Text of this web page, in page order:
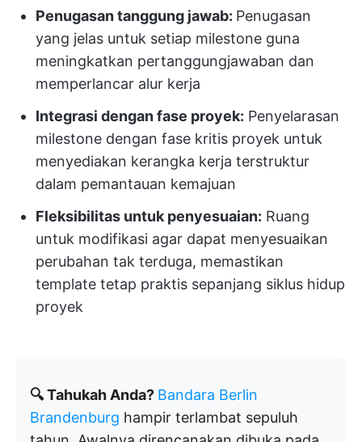
Penugasan tanggung jawab: Penugasan
yang jelas untuk setiap milestone guna
meningkatkan pertanggungjawaban dan
memperlancar alur kerja
Integrasi dengan fase proyek: Penyelarasan
milestone dengan fase kritis proyek untuk
menyediakan kerangka kerja terstruktur
dalam pemantauan kemajuan
Fleksibilitas untuk penyesuaian: Ruang
untuk modifikasi agar dapat menyesuaikan
perubahan tak terduga, memastikan
template tetap praktis sepanjang siklus hidup
proyek
🔍 Tahukah Anda? Bandara Berlin
Brandenburg hampir terlambat sepuluh